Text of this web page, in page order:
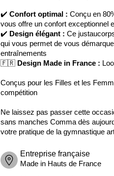
✔️ Confort optimal : Conçu en
vous offre un confort exceptionnel
✔️ Design élégant : Ce
qui vous permet de vous
entraînements
🇫🇷 Design Made in France :
Conçus pour les Filles et les
compétition
Ne laissez pas passer cette
sans manches Comma dès
votre pratique de la gymnastique
Entreprise française
Made in Hauts de France